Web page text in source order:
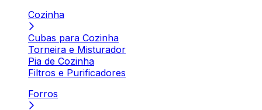
Cozinha
Cubas para Cozinha
Torneira e Misturador
Pia de Cozinha
Filtros e Purificadores
Forros